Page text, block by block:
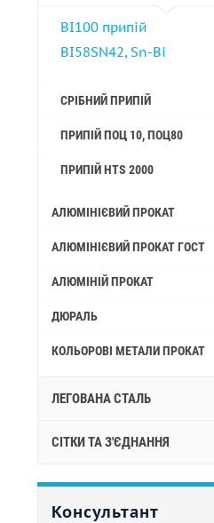
BI100 припій
BI58SN42, Sn-Bi
СРІБНИЙ ПРИПІЙ
ПРИПІЙ ПОЦ 10, ПОЦ80
ПРИПІЙ HTS 2000
АЛЮМІНІЄВИЙ ПРОКАТ
АЛЮМІНІЄВИЙ ПРОКАТ ГОСТ
АЛЮМІНІЙ ПРОКАТ
ДЮРАЛЬ
КОЛЬОРОВІ МЕТАЛИ ПРОКАТ
ЛЕГОВАНА СТАЛЬ
СІТКИ ТА З'ЄДНАННЯ
Консультант